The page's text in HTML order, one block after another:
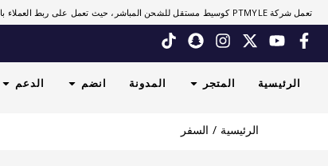
تعمل شركة PTMYLE كوسيط مستقل للشحن المباشر، حيث تعمل على ربط العملاء بالموردين.
الرئيسية المتجر المدونة انضم الدعم
الرئيسية السفر